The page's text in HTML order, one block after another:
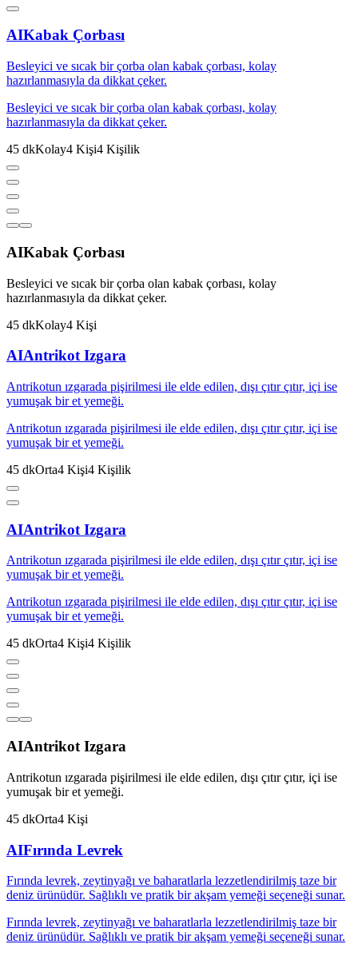
AIKabak Çorbası
Besleyici ve sıcak bir çorba olan kabak çorbası, kolay
hazırlanmasıyla da dikkat çeker.
Besleyici ve sıcak bir çorba olan kabak çorbası, kolay
hazırlanmasıyla da dikkat çeker.
45 dkKolay4 Kişi4 Kişilik
AIKabak Çorbası
Besleyici ve sıcak bir çorba olan kabak çorbası, kolay
hazırlanmasıyla da dikkat çeker.
45 dkKolay4 Kişi
AIAntrikot Izgara
Antrikotun ızgarada pişirilmesi ile elde edilen, dışı çıtır çıtır, içi ise
yumuşak bir et yemeği.
Antrikotun ızgarada pişirilmesi ile elde edilen, dışı çıtır çıtır, içi ise
yumuşak bir et yemeği.
45 dkOrta4 Kişi4 Kişilik
AIAntrikot Izgara
Antrikotun ızgarada pişirilmesi ile elde edilen, dışı çıtır çıtır, içi ise
yumuşak bir et yemeği.
Antrikotun ızgarada pişirilmesi ile elde edilen, dışı çıtır çıtır, içi ise
yumuşak bir et yemeği.
45 dkOrta4 Kişi4 Kişilik
AIAntrikot Izgara
Antrikotun ızgarada pişirilmesi ile elde edilen, dışı çıtır çıtır, içi ise
yumuşak bir et yemeği.
45 dkOrta4 Kişi
AIFırında Levrek
Fırında levrek, zeytinyağı ve baharatlarla lezzetlendirilmiş taze bir
deniz ürünüdür. Sağlıklı ve pratik bir akşam yemeği seçeneği sunar.
Fırında levrek, zeytinyağı ve baharatlarla lezzetlendirilmiş taze bir
deniz ürünüdür. Sağlıklı ve pratik bir akşam yemeği seçeneği sunar.